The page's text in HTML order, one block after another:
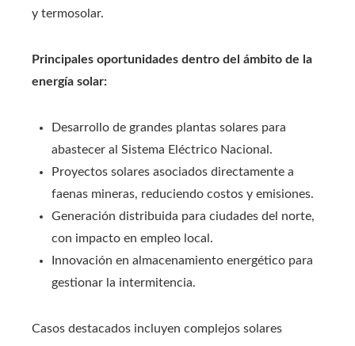
y termosolar.
Principales oportunidades dentro del ámbito de la
energía solar:
Desarrollo de grandes plantas solares para
abastecer al Sistema Eléctrico Nacional.
Proyectos solares asociados directamente a
faenas mineras, reduciendo costos y emisiones.
Generación distribuida para ciudades del norte,
con impacto en empleo local.
Innovación en almacenamiento energético para
gestionar la intermitencia.
Casos destacados incluyen complejos solares